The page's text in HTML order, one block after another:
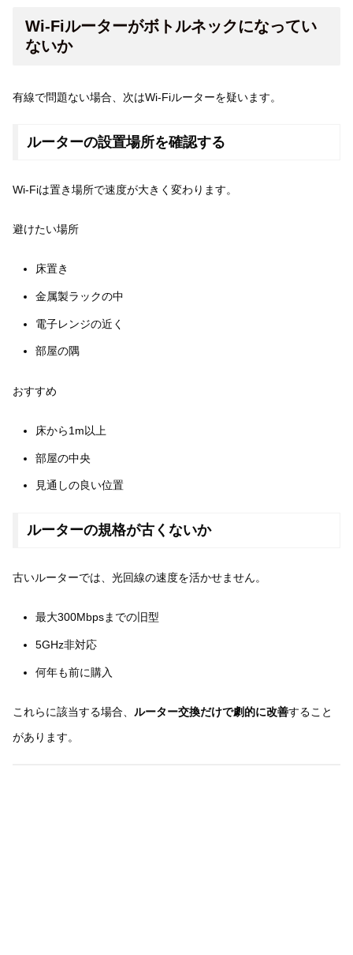
Wi-Fiルーターがボトルネックになってい
ないか
有線で問題ない場合、次はWi-Fiルーターを疑います。
ルーターの設置場所を確認する
Wi-Fiは置き場所で速度が大きく変わります。
避けたい場所
床置き
金属製ラックの中
電子レンジの近く
部屋の隅
おすすめ
床から1m以上
部屋の中央
見通しの良い位置
ルーターの規格が古くないか
古いルーターでは、光回線の速度を活かせません。
最大300Mbpsまでの旧型
5GHz非対応
何年も前に購入
これらに該当する場合、 ルーター交換だけで劇的に改善すること
があります。